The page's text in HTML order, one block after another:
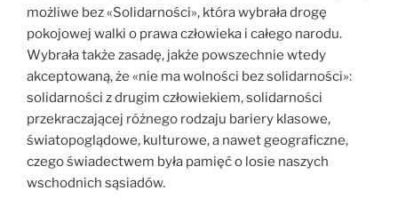
możliwe bez «Solidarności», która wybrała drogę
pokojowej walki o prawa człowieka i całego narodu.
Wybrała także zasadę, jakże powszechnie wtedy
akceptowaną, że «nie ma wolności bez solidarności»:
solidarności z drugim człowiekiem, solidarności
przekraczającej różnego rodzaju bariery klasowe,
światopoglądowe, kulturowe, a nawet geograficzne,
czego świadectwem była pamięć o losie naszych
wschodnich sąsiadów.